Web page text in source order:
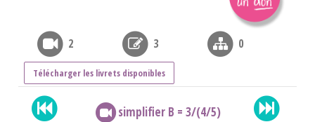
2 3 0
Télécharger les livrets disponibles
simplifier B = 3/(4/5)